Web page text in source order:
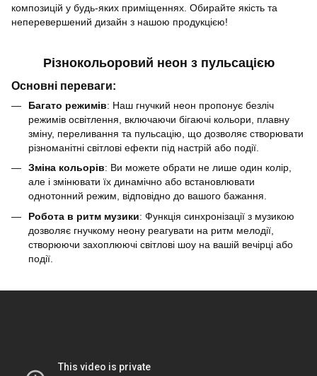
композицій у будь-яких приміщеннях. Обирайте якість та
неперевершений дизайн з нашою продукцією!
Різнокольоровий неон з пульсацією
Основні переваги:
Багато режимів: Наш гнучкий неон пропонує безліч
режимів освітлення, включаючи бігаючі кольори, плавну
зміну, переливання та пульсацію, що дозволяє створювати
різноманітні світлові ефекти під настрій або події.
Зміна кольорів: Ви можете обрати не лише один колір,
але і змінювати їх динамічно або встановлювати
однотонний режим, відповідно до вашого бажання.
Робота в ритм музики: Функція синхронізації з музикою
дозволяє гнучкому неону реагувати на ритм мелодії,
створюючи захоплюючі світлові шоу на вашій вечірці або
події.